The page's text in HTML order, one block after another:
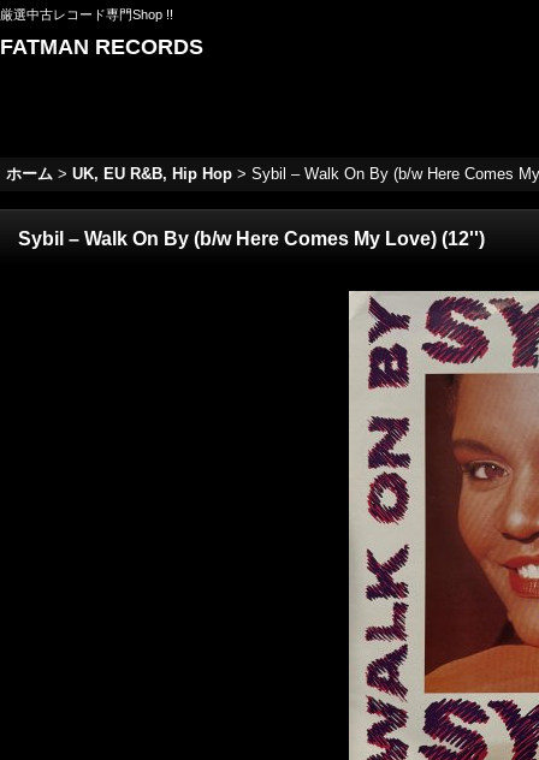
厳選中古レコード専門Shop !!
FATMAN RECORDS
ホーム > UK, EU R&B, Hip Hop > Sybil ‎– Walk On By (b/w Here Comes
Sybil ‎– Walk On By (b/w Here Comes My Love) (12'')